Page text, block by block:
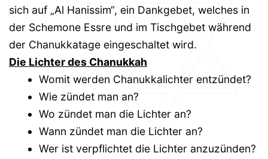
sich auf „Al Hanissim“, ein Dankgebet, welches in
der Schemone Essre und im Tischgebet während
der Chanukkatage eingeschaltet wird.
Die Lichter des Chanukkah
Womit werden Chanukkalichter entzündet?
Wie zündet man an?
Wo zündet man die Lichter an?
Wann zündet man die Lichter an?
Wer ist verpflichtet die Lichter anzuzünden?